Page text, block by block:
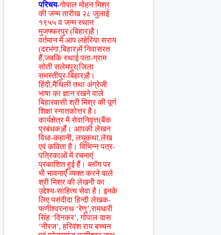
परिचय-गोपाल मोहन मिश्र
की जन्म तारीख २८ जुलाई
१९५५ व जन्म स्थान
मुजफ्फरपुर (बिहार)है।
वर्तमान में आप लहेरिया सराय
(दरभंगा,बिहार)में निवासरत
हैं,जबकि स्थाई पता-ग्राम
सोती सलेमपुर(जिला
समस्तीपुर-बिहार)है।
हिंदी,मैथिली तथा अंग्रेजी
भाषा का ज्ञान रखने वाले
बिहारवासी श्री मिश्र की पूर्ण
शिक्षा स्नातकोत्तर है।
कार्यक्षेत्र में सेवानिवृत्त(बैंक
प्रबंधक)हैं। आपकी लेखन
विधा-कहानी, लघुकथा,लेख
एवं कविता है। विभिन्न पत्र-
पत्रिकाओं में रचनाएं
प्रकाशित हुई हैं। ब्लॉग पर
भी भावनाएँ व्यक्त करने वाले
श्री मिश्र की लेखनी का
उद्देश्य-साहित्य सेवा है। इनके
लिए पसंदीदा हिन्दी लेखक-
फणीश्वरनाथ ‘रेणु’,रामधारी
सिंह ‘दिनकर’, गोपाल दास
‘नीरज’, हरिवंश राय बच्चन